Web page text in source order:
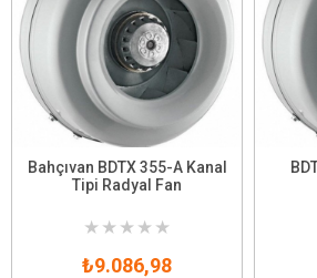
Bahçıvan BDTX 355-A Kanal
Tipi Radyal Fan
★ ★ ★ ★ ★
₺9.086,98